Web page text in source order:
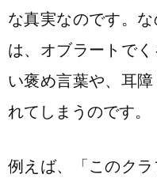
な真実なのです。
は、オブラートで
い褒め言葉や、耳
れてしまうのです。
例えば、「このク